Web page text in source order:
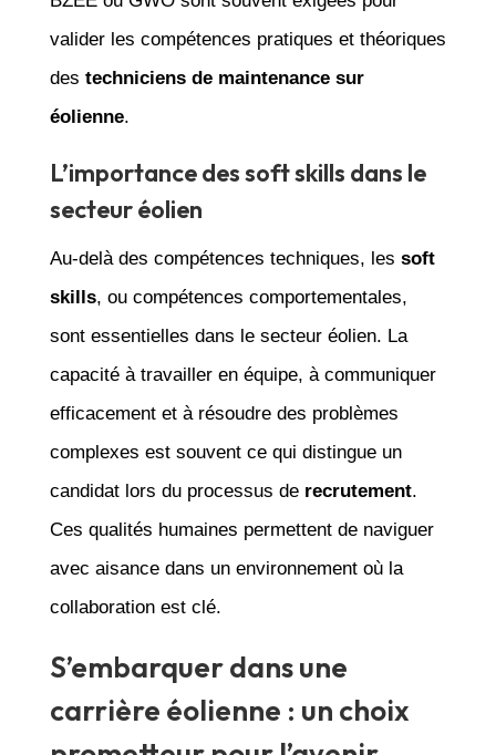
valider les compétences pratiques et théoriques
des techniciens de maintenance sur
éolienne.
L’importance des soft skills dans le
secteur éolien
Au-delà des compétences techniques, les soft
skills, ou compétences comportementales,
sont essentielles dans le secteur éolien. La
capacité à travailler en équipe, à communiquer
efficacement et à résoudre des problèmes
complexes est souvent ce qui distingue un
candidat lors du processus de recrutement.
Ces qualités humaines permettent de naviguer
avec aisance dans un environnement où la
collaboration est clé.
S’embarquer dans une
carrière éolienne : un choix